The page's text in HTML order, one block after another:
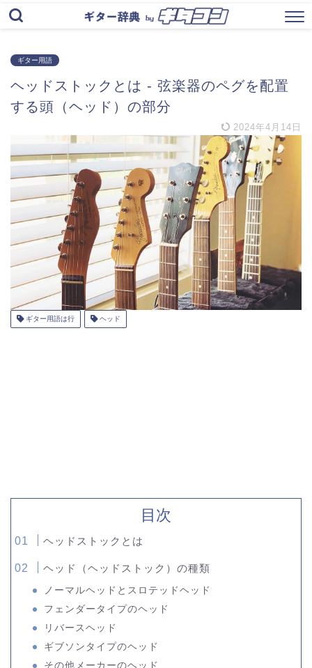
ギター用語
ヘッドストックとは ‐ 弦楽器のペグを配置
する頭（ヘッド）の部分
2024年4月14日
ギター用語は行 ヘッド
目次
ヘッドストックとは
ヘッド（ヘッドストック）の種類
ノーマルヘッドとスロテッドヘッド
フェンダータイプのヘッド
リバースヘッド
ギブソンタイプのヘッド
その他メーカーのヘッド